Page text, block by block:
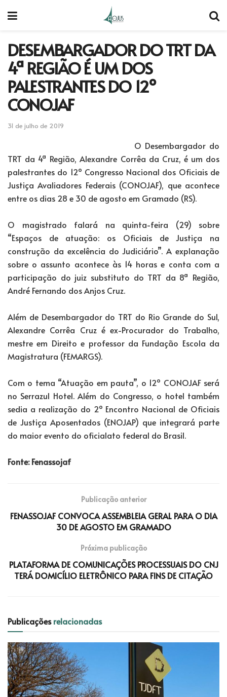
DESEMBARGADOR DO TRT DA
4ª REGIÃO É UM DOS
PALESTRANTES DO 12º
CONOJAF
31 de julho de 2019
O Desembargador do
TRT da 4ª Região, Alexandre Corrêa da Cruz, é um dos
palestrantes do 12º Congresso Nacional dos Oficiais de
Justiça Avaliadores Federais (CONOJAF), que acontece
entre os dias 28 e 30 de agosto em Gramado (RS).
O magistrado falará na quinta-feira (29) sobre
“Espaços de atuação: os Oficiais de Justiça na
construção da excelência do Judiciário”. A explanação
sobre o assunto acontece às 14 horas e conta com a
participação do juiz substituto do TRT da 8ª Região,
André Fernando dos Anjos Cruz.
Além de Desembargador do TRT do Rio Grande do Sul,
Alexandre Corrêa Cruz é ex-Procurador do Trabalho,
mestre em Direito e professor da Fundação Escola da
Magistratura (FEMARGS).
Com o tema “Atuação em pauta”, o 12º CONOJAF será
no Serrazul Hotel. Além do Congresso, o hotel também
sedia a realização do 2º Encontro Nacional de Oficiais
de Justiça Aposentados (ENOJAP) que integrará parte
do maior evento do oficialato federal do Brasil.
Fonte: Fenassojaf
Publicação anterior
FENASSOJAF CONVOCA ASSEMBLEIA GERAL PARA O DIA
30 DE AGOSTO EM GRAMADO
Próxima publicação
PLATAFORMA DE COMUNICAÇÕES PROCESSUAIS DO CNJ
TERÁ DOMICÍLIO ELETRÔNICO PARA FINS DE CITAÇÃO
Publicaçõesrelacionadas